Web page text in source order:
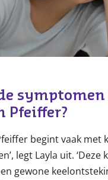
symptomen
Pfeiffer?
begint vaak met
legt Layla uit.
gewone